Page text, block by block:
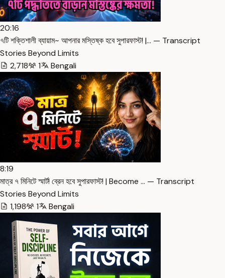
20:16
৭টি শক্তিশালী ব্যায়াম~ আপনার মস্তিষ্ক হবে সুপারফাস্ট! |… — Transcript
Stories Beyond Limits
2,718
1 Bengali
8:19
মাত্র ৭ মিনিটে স্মার্ট! ব্রেন হবে সুপারফাস্ট! | Become … — Transcript
Stories Beyond Limits
1,198
1 Bengali